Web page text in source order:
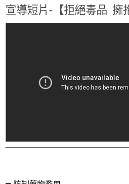
宣導短片-【拒絕毒品 擁